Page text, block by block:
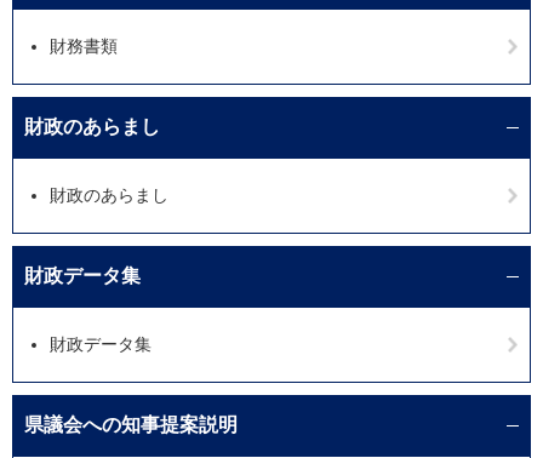
財務書類
財政のあらまし
財政のあらまし
財政データ集
財政データ集
県議会への知事提案説明